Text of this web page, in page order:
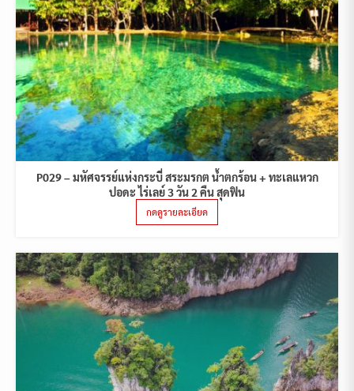
P029 – มหัศจรรย์แห่งกระบี่ สระมรกต น้ำตกร้อน + ทะเลแหวก
ปอดะ ไร่เลย์ 3 วัน 2 คืน สุดฟิน
กดดูรายละเอียด